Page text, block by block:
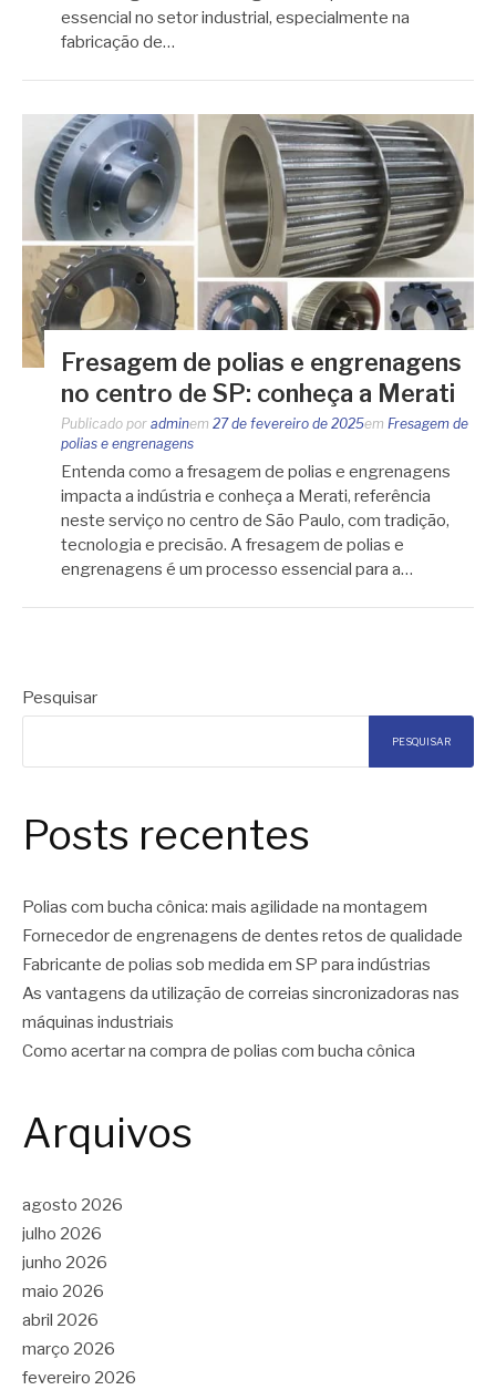
essencial no setor industrial, especialmente na
fabricação de…
Fresagem de polias e engrenagens
no centro de SP: conheça a Merati
Publicado por adminem 27 de fevereiro de 2025em Fresagem de
polias e engrenagens
Entenda como a fresagem de polias e engrenagens
impacta a indústria e conheça a Merati, referência
neste serviço no centro de São Paulo, com tradição,
tecnologia e precisão. A fresagem de polias e
engrenagens é um processo essencial para a…
Pesquisar
PESQUISAR
Posts recentes
Polias com bucha cônica: mais agilidade na montagem
Fornecedor de engrenagens de dentes retos de qualidade
Fabricante de polias sob medida em SP para indústrias
As vantagens da utilização de correias sincronizadoras nas
máquinas industriais
Como acertar na compra de polias com bucha cônica
Arquivos
agosto 2026
julho 2026
junho 2026
maio 2026
abril 2026
março 2026
fevereiro 2026